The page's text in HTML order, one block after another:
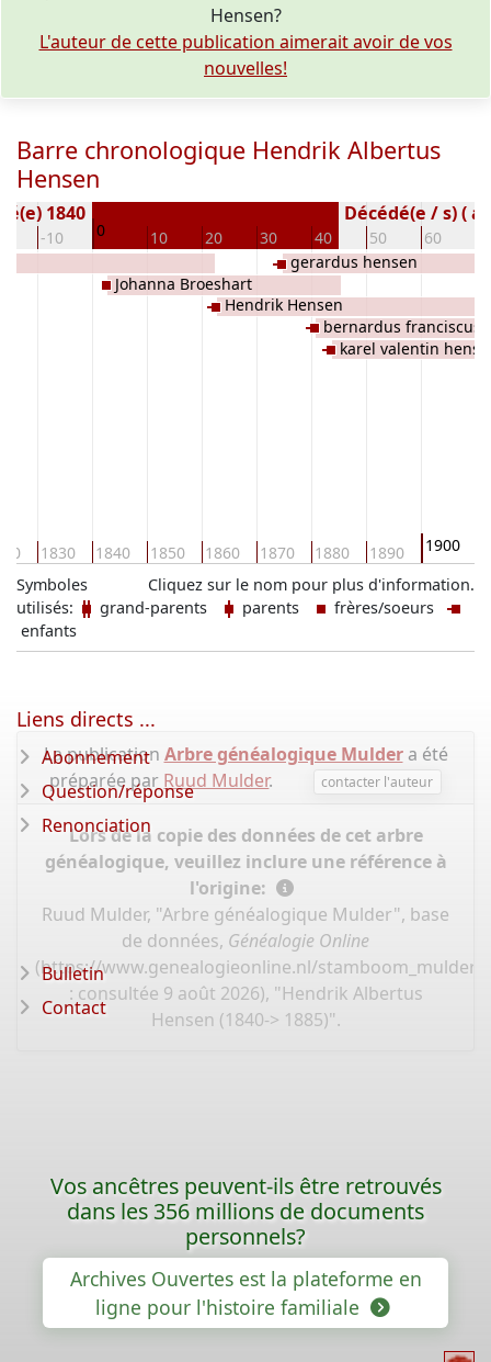
Hensen?
L'auteur de cette publication aimerait avoir de vos
nouvelles!
Barre chronologique Hendrik Albertus
Hensen
-10 0 10 20 30 40 50 60
1840 Décédé(e / s) (
1830 1840 1850 1860 1870 1880 1890 1900
Johanna Broeshart
Hendrik Hensen
gerardus hensen
bernardus franciscus
karel valentin
Cliquez sur le nom pour plus d'information.
Symboles
utilisés:
grand-parents parents
frères/soeurs
enfants
La publication Arbre généalogique Muldera été
préparée par Ruud Mulder. contacter l'auteur
Lors de la copie des données de cet arbre
généalogique, veuillez inclure une référence à
l'origine:
Ruud Mulder, "Arbre généalogique Mulder", base
de données, Généalogie Online
(https://www.genealogieonline.nl/stamboom_mulder/
: consultée 9 août 2026), "Hendrik Albertus
Hensen (1840-> 1885)".
Liens directs ...
Abonnement
Question/réponse
Renonciation
Bulletin
Contact
Vos ancêtres peuvent-ils être retrouvés
dans les 356 millions de documents
personnels?
Archives Ouvertes est la plateforme en
ligne pour l'histoire familiale